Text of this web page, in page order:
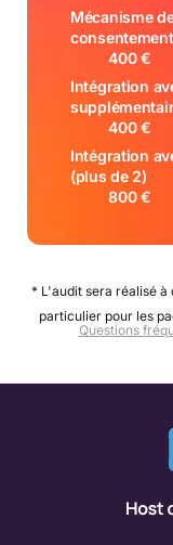
Mécanisme
400 €
Intégration
400 €
Intégration
(plus de 2)
800 €
* L'audit sera réalisé à
particulier pour les
Questions